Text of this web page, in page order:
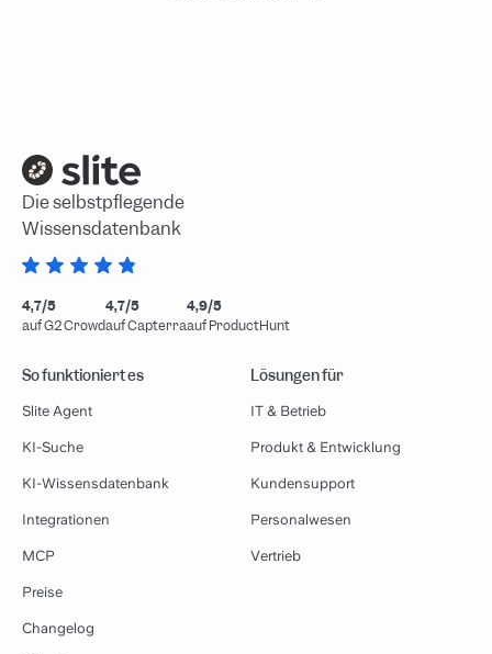
Die selbstpflegende
Wissensdatenbank
4,7/5
auf G2 Crowd
4,7/5
auf Capterra
4,9/5
auf ProductHunt
So funktioniert es
Slite Agent
KI-Suche
KI-Wissensdatenbank
Integrationen
MCP
Preise
Changelog
Lösungen für
IT & Betrieb
Produkt & Entwicklung
Kundensupport
Personalwesen
Vertrieb